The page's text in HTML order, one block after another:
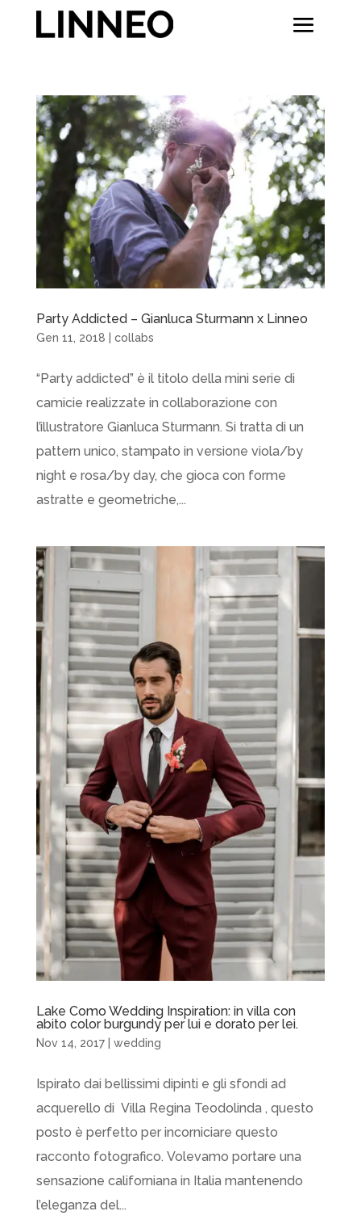
Party Addicted – Gianluca Sturmann x Linneo
Gen 11, 2018 collabs
“Party addicted” è il titolo della mini serie di
camicie realizzate in collaborazione con
l’illustratore Gianluca Sturmann. Si tratta di un
pattern unico, stampato in versione viola/by
night e rosa/by day, che gioca con forme
astratte e geometriche,...
Lake Como Wedding Inspiration: in villa con
abito color burgundy per lui e dorato per lei.
Nov 14, 2017| wedding
Ispirato dai bellissimi dipinti e gli sfondi ad
acquerello di Villa Regina Teodolinda , questo
posto è perfetto per incorniciare questo
racconto fotografico. Volevamo portare una
sensazione californiana in Italia mantenendo
l’eleganza del...